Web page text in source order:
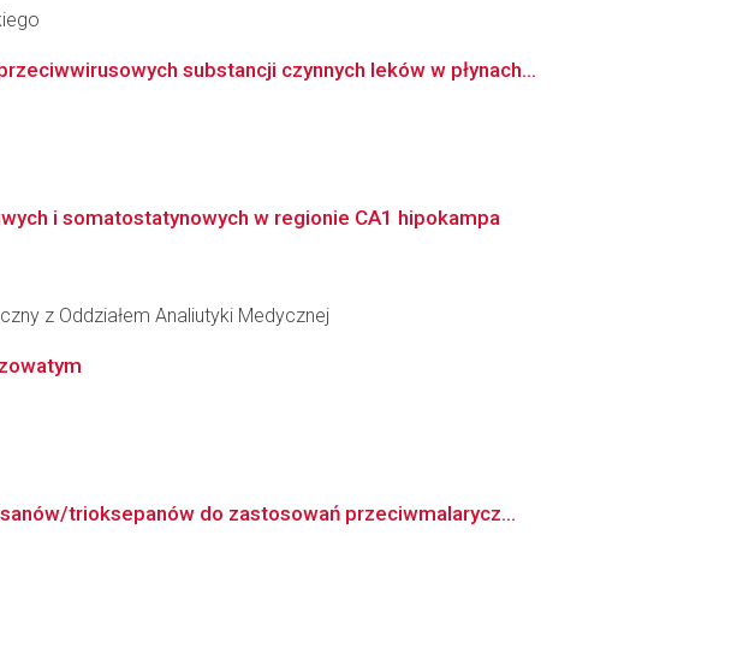
substancji czynnych leków w płynach...
i somatostatynowych w regionie CA1 hipokampa
z Oddziałem Analiutyki Medycznej
trioksepanów do zastosowań przeciwmalarycz...